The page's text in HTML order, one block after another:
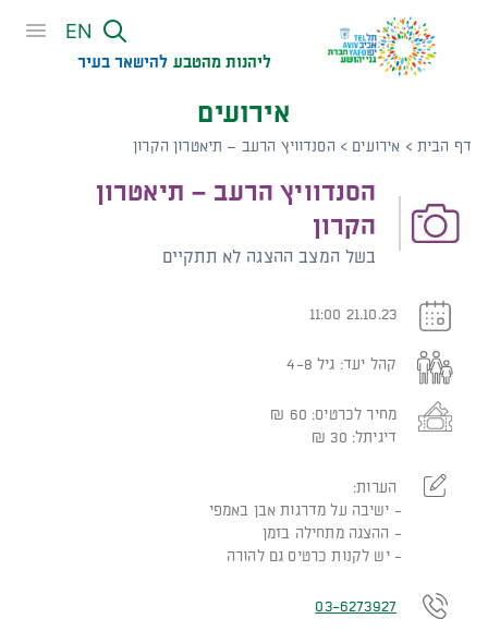
מַעֲרֶכֶת
הַמְּסַיַּעַת
לִנְגִישׁוּת
EN
ליהנות מהטבע להישאר בעיר​
אירועים
דף הבית > אירועים > הסנדוויץ הרעב – תיאטרון הקרון
הסנדוויץ הרעב – תיאטרון
הקרון
בשל המצב ההצגה לא תתקיים
21.10.23 11:00
קהל יעד: גיל 4-8
מחיר לכרטיס:
₪
דיגיתל:
₪
הערות:
ישיבה על מדרגות אבן באמפי
ההצגה מתחילה בזמן
יש לקנות כרטיס גם להורה
03-6273927